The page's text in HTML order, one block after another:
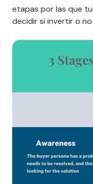
etapas por las que
decidir si invertir o